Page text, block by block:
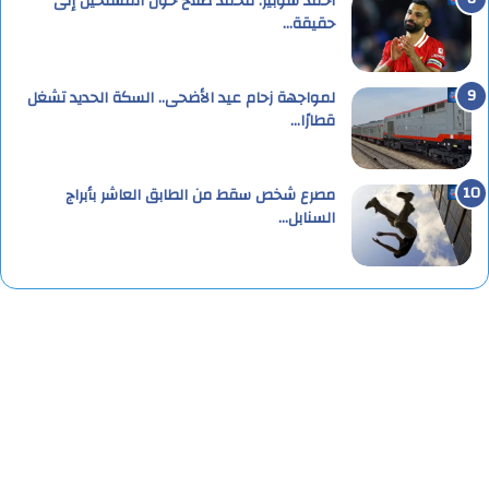
حقيقة…
لمواجهة زحام عيد الأضحى.. السكة الحديد تشغل
قطارًا…
مصرع شخص سقط من الطابق العاشر بأبراج
السنابل…